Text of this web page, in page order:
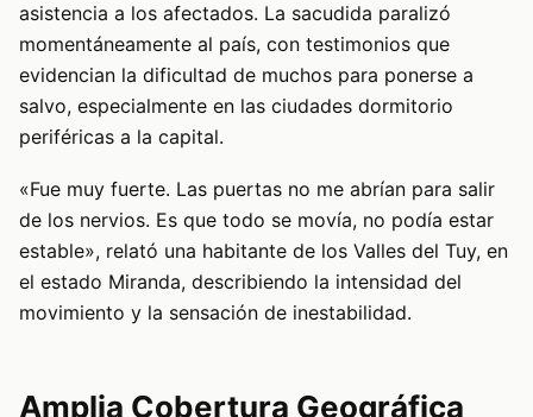
asistencia a los afectados. La sacudida paralizó
momentáneamente al país, con testimonios que
evidencian la dificultad de muchos para ponerse a
salvo, especialmente en las ciudades dormitorio
periféricas a la capital.
«Fue muy fuerte. Las puertas no me abrían para salir
de los nervios. Es que todo se movía, no podía estar
estable», relató una habitante de los Valles del Tuy, en
el estado Miranda, describiendo la intensidad del
movimiento y la sensación de inestabilidad.
Amplia Cobertura Geográfica